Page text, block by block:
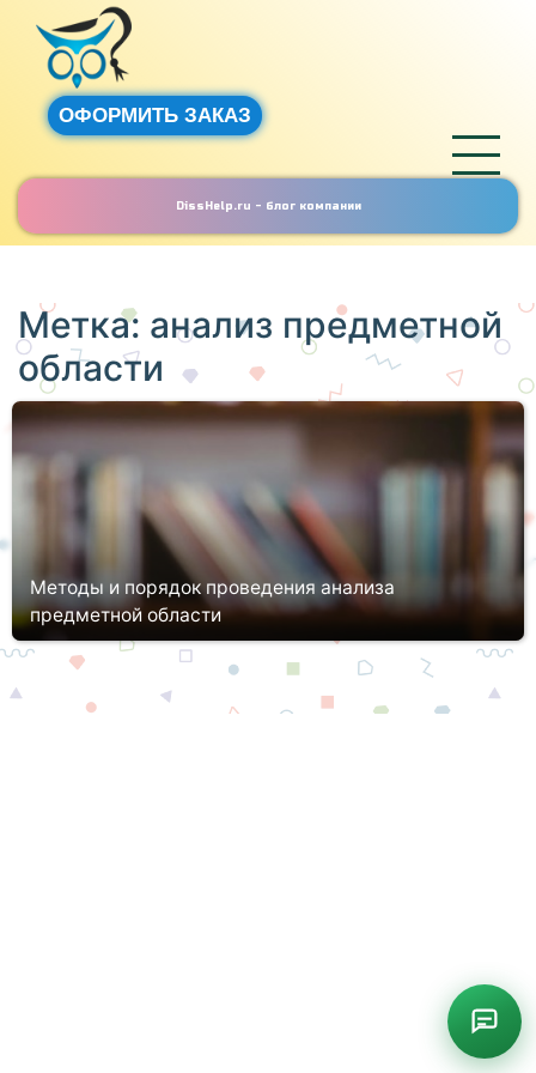
ОФОРМИТЬ ЗАКАЗ
DissHelp.ru - блог компании
Метка: анализ предметной
области
Методы и порядок проведения анализа
предметной области
Анализ предметной области – один их основополагающих
проекта: будь то курсовая работа, ВКР, научная статья или